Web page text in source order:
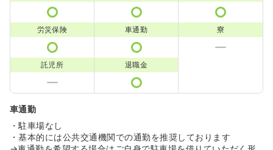
労災保険 車通勤 寮
託児所 退職金
車通勤
・駐車場なし
・基本的には公共交通機関での通勤を推奨しております